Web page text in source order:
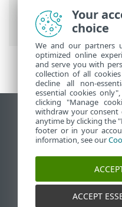
Prem>
Agent
Afficher le site des
End of Life
Base de
Forum ESET
ESET Status Portal
Support régional
Your
choice
We and our partners
optimized online
and serve you with
collection of all
decline all non-
essential cookies
clicking "Manage
withdraw your consent
anytime by clicking the
footer or in your
information, see our
ACCEPT